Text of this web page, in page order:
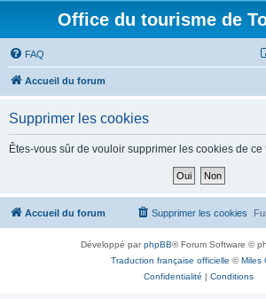
Office du tourisme de
FAQ
Accueil du forum
Supprimer les cookies
Êtes-vous sûr de vouloir supprimer les cookies de ce
Accueil du forum Supprimer les cookies
Développé parphpBB® Forum Software ©
Traduction française officielle ©Miles
Confidentialité | Conditions